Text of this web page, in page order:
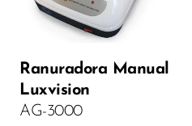
Ranuradora Manual
Luxvision
AG-3000
PRE-ORDEN